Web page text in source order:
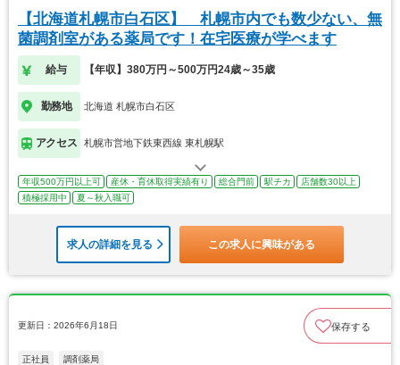
【北海道札幌市白石区】 札幌市内でも数少ない、無
菌調剤室がある薬局です！在宅医療が学べます
給与 【年収】380万円～500万円24歳～35歳
勤務地 北海道 札幌市白石区
アクセス 札幌市営地下鉄東西線 東札幌駅
年収500万円以上可 産休・育休取得実績有り 総合門前 駅チカ
店舗数30以上
積極採用中
夏～秋入職可
求人の詳細を見る この求人に興味がある
更新日：2026年6月18日 保存する
正社員 調剤薬局